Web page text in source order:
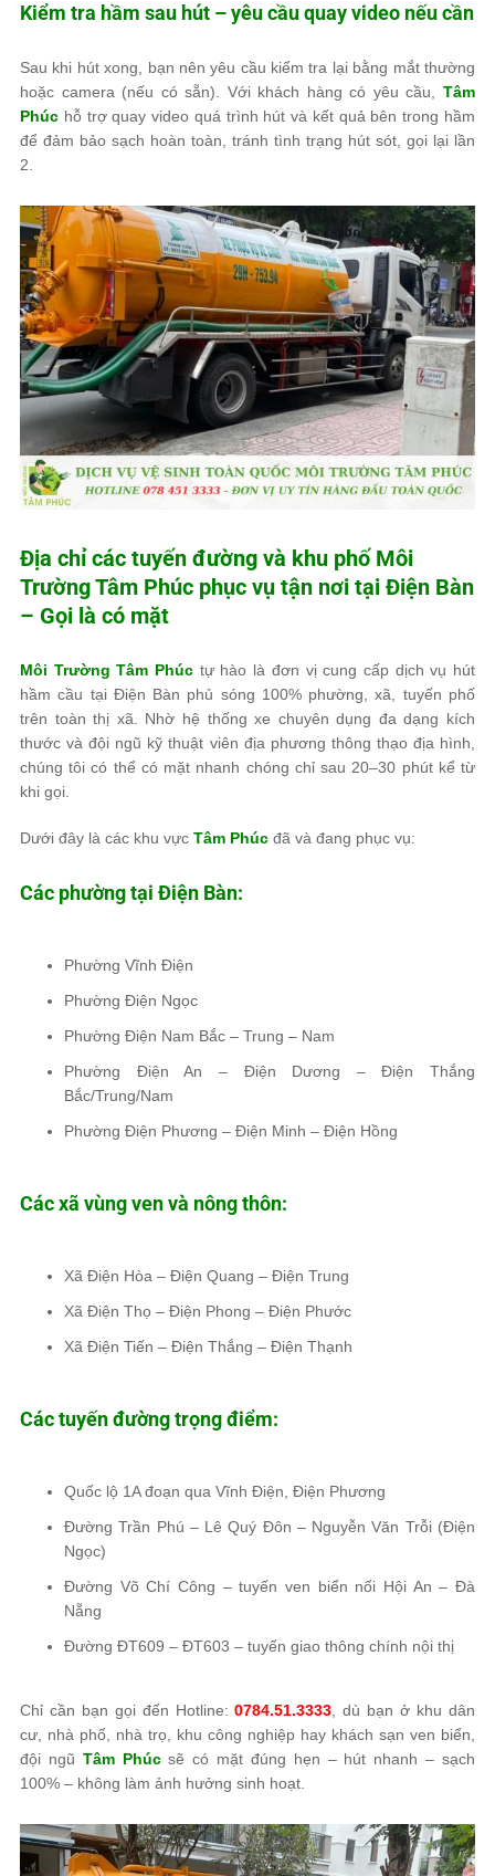
Kiểm tra hầm sau hút – yêu cầu quay video nếu cần
Sau khi hút xong, bạn nên yêu cầu kiểm tra lại bằng mắt thường
hoặc camera (nếu có sẵn). Với khách hàng có yêu cầu, Tâm
Phúc hỗ trợ quay video quá trình hút và kết quả bên trong hầm
để đảm bảo sạch hoàn toàn, tránh tình trạng hút sót, gọi lại lần
2.
Địa chỉ các tuyến đường và khu phố Môi
Trường Tâm Phúc phục vụ tận nơi tại Điện Bàn
– Gọi là có mặt
Môi Trường Tâm Phúc tự hào là đơn vị cung cấp dịch vụ hút
hầm cầu tại Điện Bàn phủ sóng 100% phường, xã, tuyến phố
trên toàn thị xã. Nhờ hệ thống xe chuyên dụng đa dạng kích
thước và đội ngũ kỹ thuật viên địa phương thông thạo địa hình,
chúng tôi có thể có mặt nhanh chóng chỉ sau 20–30 phút kể từ
khi gọi.
Dưới đây là các khu vực Tâm Phúc đã và đang phục vụ:
Các phường tại Điện Bàn:
Phường Vĩnh Điện
Phường Điện Ngọc
Phường Điện Nam Bắc – Trung – Nam
Phường Điện An – Điện Dương – Điện Thắng
Bắc/Trung/Nam
Phường Điện Phương – Điện Minh – Điện Hồng
Các xã vùng ven và nông thôn:
Xã Điện Hòa – Điện Quang – Điện Trung
Xã Điện Thọ – Điện Phong – Điện Phước
Xã Điện Tiến – Điện Thắng – Điện Thạnh
Các tuyến đường trọng điểm:
Quốc lộ 1A đoạn qua Vĩnh Điện, Điện Phương
Đường Trần Phú – Lê Quý Đôn – Nguyễn Văn Trỗi (Điện
Ngọc)
Đường Võ Chí Công – tuyến ven biển nối Hội An – Đà
Nẵng
Đường ĐT609 – ĐT603 – tuyến giao thông chính nội thị
Chỉ cần bạn gọi đến Hotline:0784.51.3333 , dù bạn ở khu dân
cư, nhà phố, nhà trọ, khu công nghiệp hay khách sạn ven biển,
đội ngũ Tâm Phúcsẽ có mặt đúng hẹn – hút nhanh – sạch
100% – không làm ảnh hưởng sinh hoạt.